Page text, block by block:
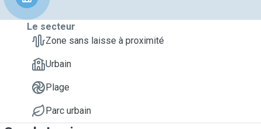
Le secteur
Zone sans laisse à proximité
Urbain
Plage
Parc urbain